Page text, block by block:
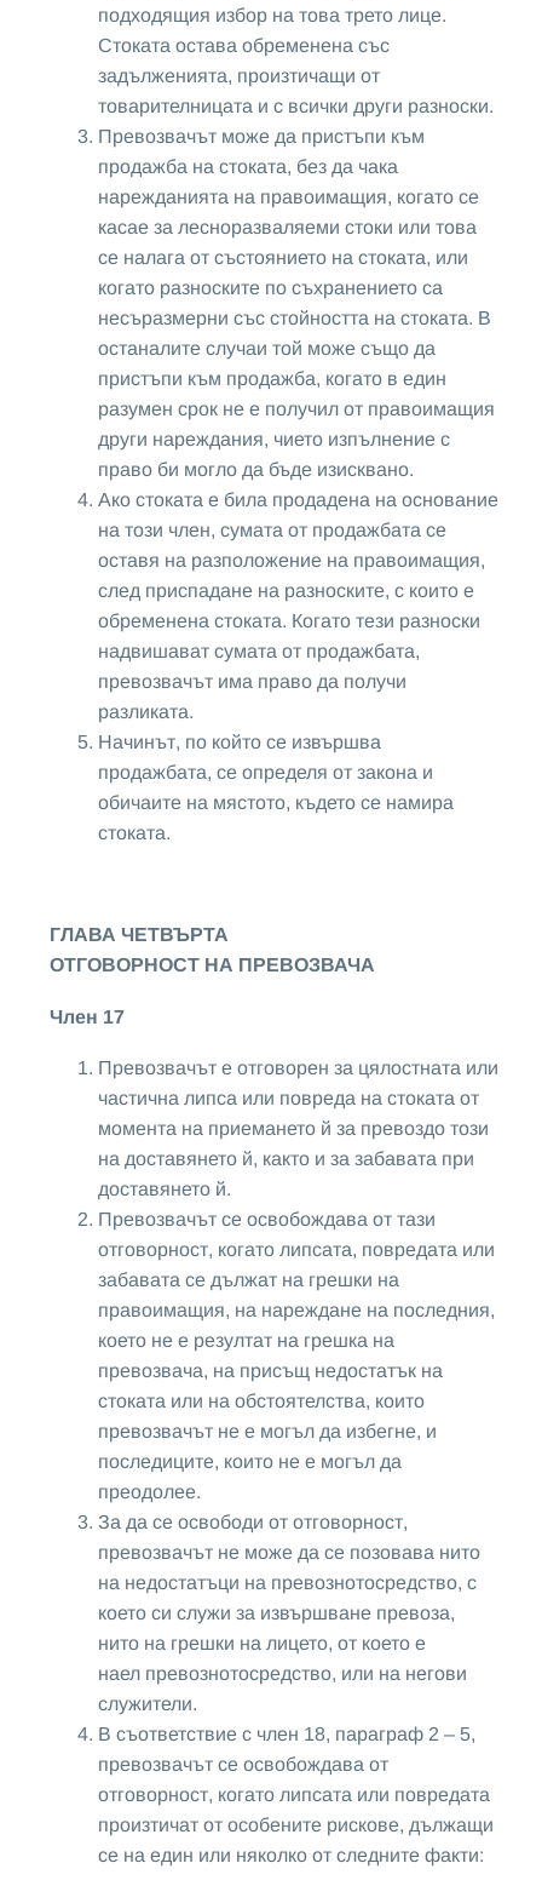
подходящия избор на това трето лице.
Стоката остава обременена със
задълженията, произтичащи от
товарителницата и с всички други разноски.
Превозвачът може да пристъпи към
продажба на стоката, без да чака
нарежданията на правоимащия, когато се
касае за лесноразваляеми стоки или това
се налага от състоянието на стоката, или
когато разноските по съхранението са
несъразмерни със стойността на стоката. В
останалите случаи той може също да
пристъпи към продажба, когато в един
разумен срок не е получил от правоимащия
други нареждания, чието изпълнение с
право би могло да бъде изисквано.
Ако стоката е била продадена на основание
на този член, сумата от продажбата се
оставя на разположение на правоимащия,
след приспадане на разноските, с които е
обременена стоката. Когато тези разноски
надвишават сумата от продажбата,
превозвачът има право да получи
разликата.
Начинът, по който се извършва
продажбата, се определя от закона и
обичаите на мястото, където се намира
стоката.
ГЛАВА ЧЕТВЪРТА
ОТГОВОРНОСТ НА ПРЕВОЗВАЧА
Член 17
Превозвачът е отговорен за цялостната или
частична липса или повреда на стоката от
момента на приемането й за превоздо този
на доставянето й, както и за забавата при
доставянето й.
Превозвачът се освобождава от тази
отговорност, когато липсата, повредата или
забавата се дължат на грешки на
правоимащия, на нареждане на последния,
което не е резултат на грешка на
превозвача, на присъщ недостатък на
стоката или на обстоятелства, които
превозвачът не е могъл да избегне, и
последиците, които не е могъл да
преодолее.
За да се освободи от отговорност,
превозвачът не може да се позовава нито
на недостатъци на превознотосредство, с
което си служи за извършване превоза,
нито на грешки на лицето, от което е
наел превознотосредство, или на негови
служители.
В съответствие с член 18, параграф 2 – 5,
превозвачът се освобождава от
отговорност, когато липсата или повредата
произтичат от особените рискове, дължащи
се на един или няколко от следните факти: